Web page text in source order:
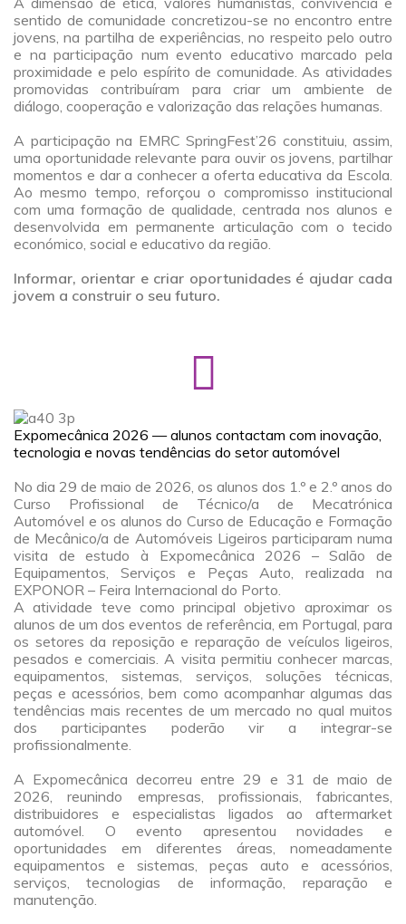
sentido de comunidade concretizou-se no encontro entre
jovens, na partilha de experiências, no respeito pelo outro
e na participação num evento educativo marcado pela
proximidade e pelo espírito de comunidade. As atividades
promovidas contribuíram para criar um ambiente de
diálogo, cooperação e valorização das relações humanas.
A participação na EMRC SpringFest’26 constituiu, assim,
uma oportunidade relevante para ouvir os jovens, partilhar
momentos e dar a conhecer a oferta educativa da Escola.
Ao mesmo tempo, reforçou o compromisso institucional
com uma formação de qualidade, centrada nos alunos e
desenvolvida em permanente articulação com o tecido
económico, social e educativo da região.
Informar, orientar e criar oportunidades é ajudar cada
jovem a construir o seu futuro.
Expomecânica 2026 — alunos contactam com inovação,
tecnologia e novas tendências do setor automóvel
No dia 29 de maio de 2026, os alunos dos 1.º e 2.º anos do
Curso Profissional de Técnico/a de Mecatrónica
Automóvel e os alunos do Curso de Educação e Formação
de Mecânico/a de Automóveis Ligeiros participaram numa
visita de estudo à Expomecânica 2026 – Salão de
Equipamentos, Serviços e Peças Auto, realizada na
EXPONOR – Feira Internacional do Porto.
A atividade teve como principal objetivo aproximar os
alunos de um dos eventos de referência, em Portugal, para
os setores da reposição e reparação de veículos ligeiros,
pesados e comerciais. A visita permitiu conhecer marcas,
equipamentos, sistemas, serviços, soluções técnicas,
peças e acessórios, bem como acompanhar algumas das
tendências mais recentes de um mercado no qual muitos
dos participantes poderão vir a integrar-se
profissionalmente.
A Expomecânica decorreu entre 29 e 31 de maio de
2026, reunindo empresas, profissionais, fabricantes,
distribuidores e especialistas ligados ao aftermarket
automóvel. O evento apresentou novidades e
oportunidades em diferentes áreas, nomeadamente
equipamentos e sistemas, peças auto e acessórios,
serviços, tecnologias de informação, reparação e
manutenção.